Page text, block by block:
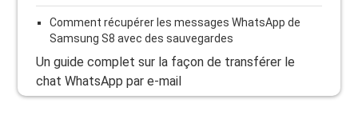
Comment récupérer les messages WhatsApp de
Samsung S8 avec des sauvegardes
Un guide complet sur la façon de transférer le
chat WhatsApp par e-mail